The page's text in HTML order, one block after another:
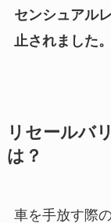
センシュアル
止されました。
リセールバ
は？
車を手放す際